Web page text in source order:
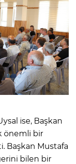
ise, Başkan
önemli bir
Başkan Mustafa
bilen bir